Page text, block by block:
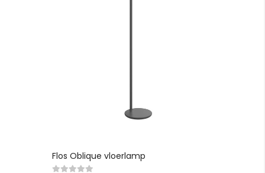
Flos Oblique vloerlamp